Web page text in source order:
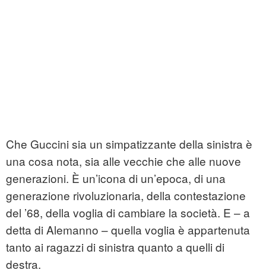
Che Guccini sia un simpatizzante della sinistra è
una cosa nota, sia alle vecchie che alle nuove
generazioni. È un’icona di un’epoca, di una
generazione rivoluzionaria, della contestazione
del ’68, della voglia di cambiare la società. E – a
detta di Alemanno – quella voglia è appartenuta
tanto ai ragazzi di sinistra quanto a quelli di
destra.